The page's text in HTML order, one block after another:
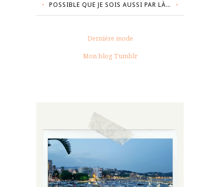
POSSIBLE QUE JE SOIS AUSSI PAR LÀ…
Dernière mode
Mon blog Tumblr